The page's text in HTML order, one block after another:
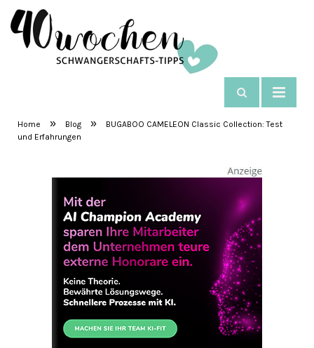
SchwangerschaftsTipps
Home » Blog »
BUGABOO CAMELEON Classic Collection: Test
und Erfahrungen